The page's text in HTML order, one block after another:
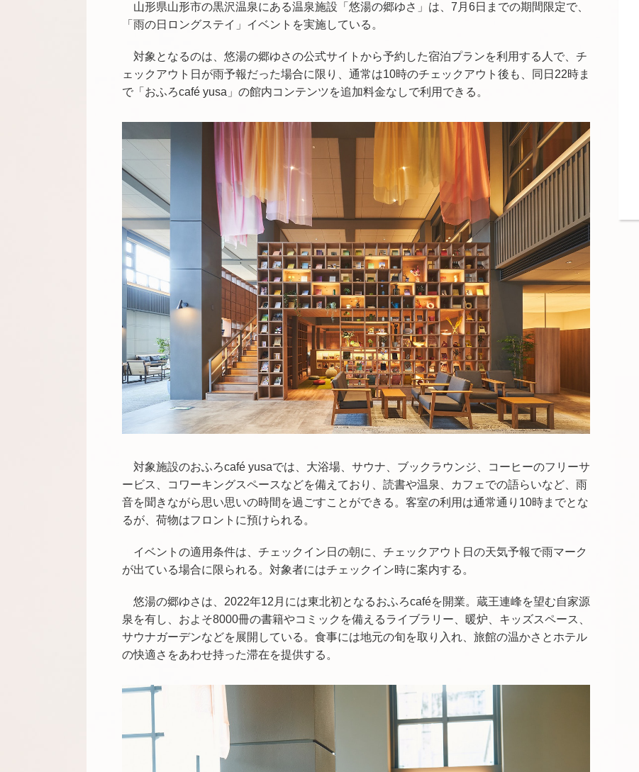
山形県山形市の黒沢温泉にある温泉施設「悠湯の郷ゆさ」は、7月6日までの期間限定で、
「雨の日ロングステイ」イベントを実施している。
対象となるのは、悠湯の郷ゆさの公式サイトから予約した宿泊プランを利用する人で、チ
ェックアウト日が雨予報だった場合に限り、通常は10時のチェックアウト後も、同日22時ま
で「おふろcafé yusa」の館内コンテンツを追加料金なしで利用できる。
対象施設のおふろcafé yusaでは、大浴場、サウナ、ブックラウンジ、コーヒーのフリーサ
ービス、コワーキングスペースなどを備えており、読書や温泉、カフェでの語らいなど、雨
音を聞きながら思い思いの時間を過ごすことができる。客室の利用は通常通り10時までとな
るが、荷物はフロントに預けられる。
イベントの適用条件は、チェックイン日の朝に、チェックアウト日の天気予報で雨マーク
が出ている場合に限られる。対象者にはチェックイン時に案内する。
悠湯の郷ゆさは、2022年12月には東北初となるおふろcaféを開業。蔵王連峰を望む自家源
泉を有し、およそ8000冊の書籍やコミックを備えるライブラリー、暖炉、キッズスペース、
サウナガーデンなどを展開している。食事には地元の旬を取り入れ、旅館の温かさとホテル
の快適さをあわせ持った滞在を提供する。